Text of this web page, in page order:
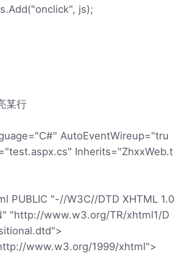
js);
某行
AutoEventWireup="tru
Inherits="ZhxxWeb.t
PUBLIC "-//W3C//DTD XHTML 1.0
"http://www.w3.org/TR/xhtml1/D
www.w3.org/1999/xhtml">